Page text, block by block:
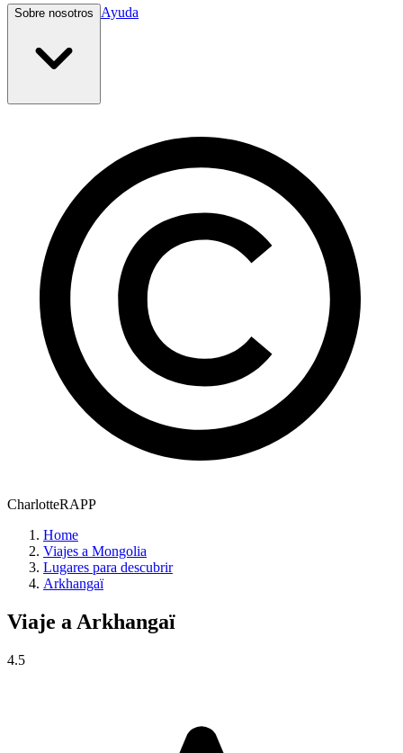
Sobre nosotros Ayuda
CharlotteRAPP
Home
Viajes a Mongolia
Lugares para descubrir
Arkhangaï
Viaje aArkhangaï
4.5